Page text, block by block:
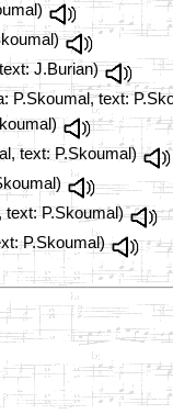
J.Burian)
P.Skoumal, text:
text: P.Skoumal)
text: P.Skoumal)
P.Skoumal)